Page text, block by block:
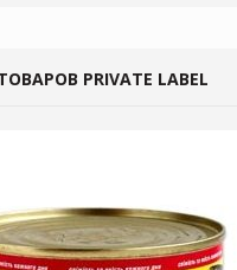
PRIVATE LABEL